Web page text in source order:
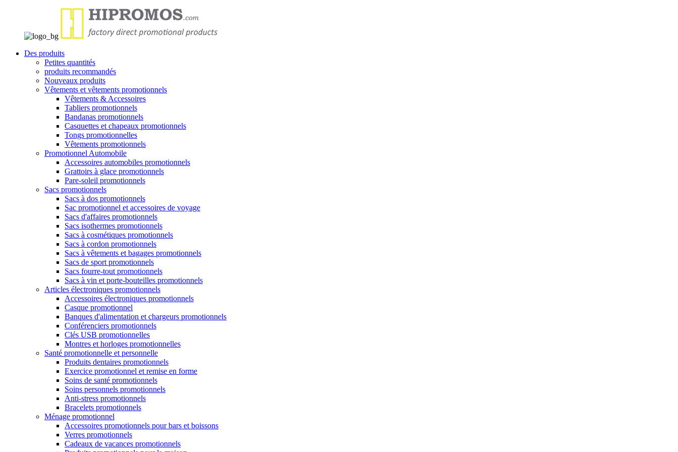
Des produits
Petites quantités
produits recommandés
Nouveaux produits
Vêtements et vêtements promotionnels
Vêtements & Accessoires
Tabliers promotionnels
Bandanas promotionnels
Casquettes et chapeaux promotionnels
Tongs promotionnelles
Vêtements promotionnels
Promotionnel Automobile
Accessoires automobiles promotionnels
Grattoirs à glace promotionnels
Pare-soleil promotionnels
Sacs promotionnels
Sacs à dos promotionnels
Sac promotionnel et accessoires de voyage
Sacs d'affaires promotionnels
Sacs isothermes promotionnels
Sacs à cosmétiques promotionnels
Sacs à cordon promotionnels
Sacs à vêtements et bagages promotionnels
Sacs de sport promotionnels
Sacs fourre-tout promotionnels
Sacs à vin et porte-bouteilles promotionnels
Articles électroniques promotionnels
Accessoires électroniques promotionnels
Casque promotionnel
Banques d'alimentation et chargeurs promotionnels
Conférenciers promotionnels
Clés USB promotionnelles
Montres et horloges promotionnelles
Santé promotionnelle et personnelle
Produits dentaires promotionnels
Exercice promotionnel et remise en forme
Soins de santé promotionnels
Soins personnels promotionnels
Anti-stress promotionnels
Bracelets promotionnels
Ménage promotionnel
Accessoires promotionnels pour bars et boissons
Verres promotionnels
Cadeaux de vacances promotionnels